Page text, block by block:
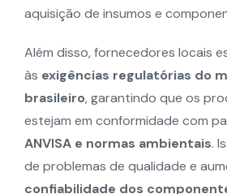
aquisição de insumos e
Além disso, fornecedores locais
às exigências regulatórias do
brasileiro, garantindo que os
estejam em conformidade com
ANVISA e normas ambientais.
de problemas de qualidade e
confiabilidade dos